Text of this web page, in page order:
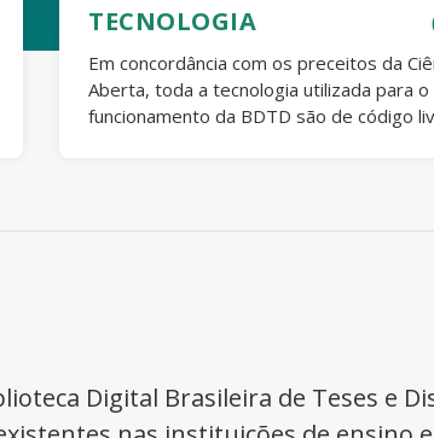
TECNOLOGIA
Em concordância com os preceitos da
Aberta, toda a tecnologia utilizada para o
funcionamento da BDTD são de código
Digital Brasileira de Teses e